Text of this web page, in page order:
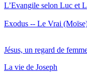
L’Evangile selon Luc et
Exodus -- Le Vrai
Jésus, un regard de
La vie de Joseph